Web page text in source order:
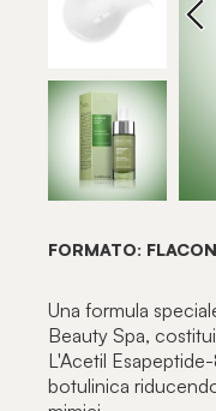
FORMATO:
Una formula
Beauty Spa,
L'Acetil
botulinica